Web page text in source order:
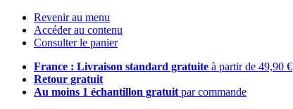
Revenir au menu
Accéder au contenu
Consulter le panier
France : Livraison standard gratuite à partir de 49,90 €
Retour gratuit
Au moins 1 échantillon gratuit par commande